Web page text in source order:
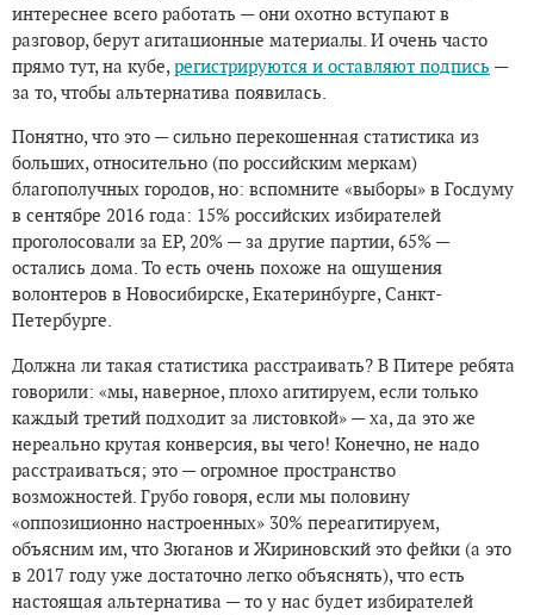
интереснее всего работать — они охотно вступают в
разговор, берут агитационные материалы. И очень часто
прямо тут, на кубе,регистрируются и оставляют подпись —
за то, чтобы альтернатива появилась.
Понятно, что это — сильно перекошенная статистика из
больших, относительно (по российским меркам)
благополучных городов, но: вспомните «выборы» в Госдуму
в сентябре 2016 года: 15% российских избирателей
проголосовали за ЕР, 20% — за другие партии, 65% —
остались дома. То есть очень похоже на ощущения
волонтеров в Новосибирске, Екатеринбурге, Санкт-
Петербурге.
Должна ли такая статистика расстраивать? В Питере ребята
говорили: «мы, наверное, плохо агитируем, если только
каждый третий подходит за листовкой» — ха, да это же
нереально крутая конверсия, вы чего! Конечно, не надо
расстраиваться; это — огромное пространство
возможностей. Грубо говоря, если мы половину
«оппозиционно настроенных» 30% переагитируем,
объясним им, что Зюганов и Жириновский это фейки (а это
в 2017 году уже достаточно легко объяснять), что есть
настоящая альтернатива — то у нас будет избирателей